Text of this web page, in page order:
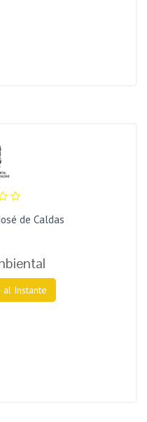
de Caldas
al Instante